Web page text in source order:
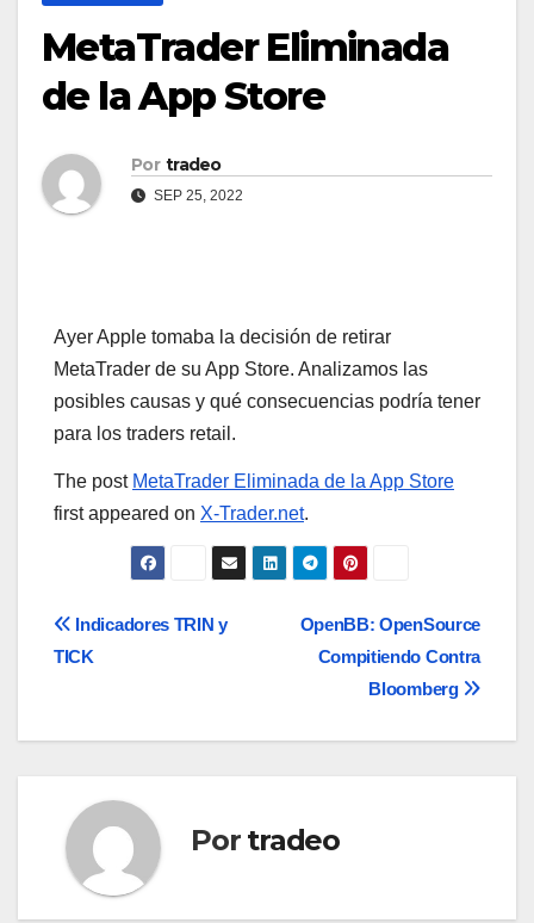
MetaTrader Eliminada
de la App Store
Por tradeo
SEP 25, 2022
Ayer Apple tomaba la decisión de retirar
MetaTrader de su App Store. Analizamos las
posibles causas y qué consecuencias podría tener
para los traders retail.
The post MetaTrader Eliminada de la App Store
first appeared on X-Trader.net.
Navegación
entradas
OpenBB: OpenSource
Compitiendo Contra
Bloomberg
Indicadores TRIN y
TICK
Por tradeo